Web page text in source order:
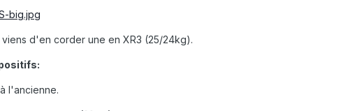
viens d'en corder une en XR3 (25/24kg).
l'ancienne.